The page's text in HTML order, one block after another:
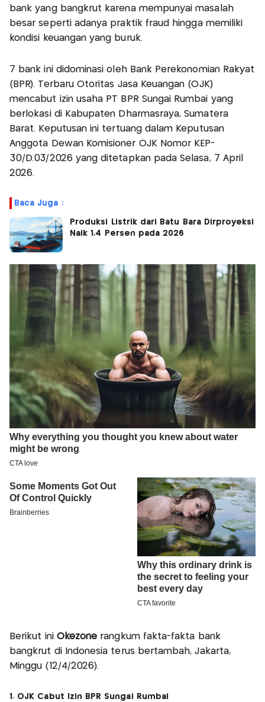
bank yang bangkrut karena mempunyai masalah
besar seperti adanya praktik fraud hingga memiliki
kondisi keuangan yang buruk.
7 bank ini didominasi oleh Bank Perekonomian Rakyat
(BPR). Terbaru Otoritas Jasa Keuangan (OJK)
mencabut izin usaha PT BPR Sungai Rumbai yang
berlokasi di Kabupaten Dharmasraya, Sumatera
Barat. Keputusan ini tertuang dalam Keputusan
Anggota Dewan Komisioner OJK Nomor KEP-
30/D.03/2026 yang ditetapkan pada Selasa, 7 April
2026.
Baca Juga :
Produksi Listrik dari Batu Bara Dirproyeksi
Naik 1,4 Persen pada 2026
Berikut ini Okezone rangkum fakta-fakta bank
bangkrut di Indonesia terus bertambah, Jakarta,
Minggu (12/4/2026).
1. OJK Cabut Izin BPR Sungai Rumbai